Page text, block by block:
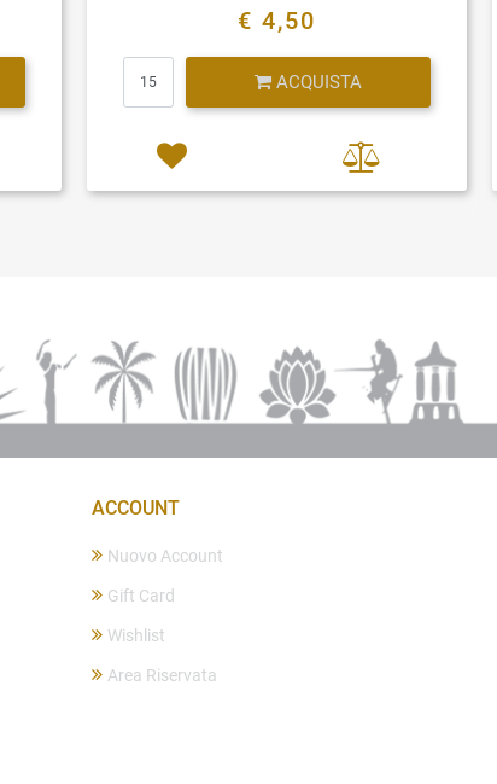
€ 4,50
ACQUISTA
ACCOUNT
Nuovo Account
Gift Card
Wishlist
Area Riservata